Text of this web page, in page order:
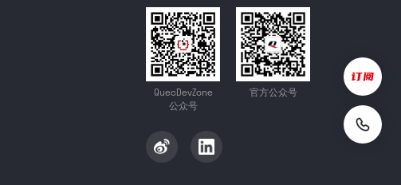
QuecDevZone
公众号
官方公众号